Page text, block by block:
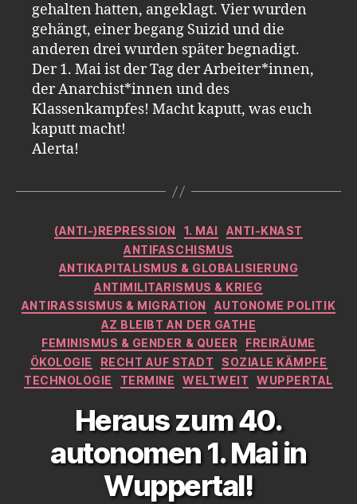
gehalten hatten, angeklagt. Vier wurden
gehängt, einer begang Suizid und die
anderen drei wurden später begnadigt.
Der 1. Mai ist der Tag der Arbeiter*innen,
der Anarchist*innen und des
Klassenkampfes! Macht kaputt, was euch
kaputt macht!
Alerta!
Kategorien
(ANTI-)REPRESSION 1. MAI
ANTI-KNAST
ANTIFASCHISMUS
ANTIKAPITALISMUS & GLOBALISIERUNG
ANTIMILITARISMUS & KRIEG
ANTIRASSISMUS & MIGRATION
AUTONOME POLITIK
AZ BLEIBT AN DER GATHE
FEMINISMUS & GENDER & QUEER
FREIRÄUME
ÖKOLOGIE
RECHT AUF STADT
SOZIALE KÄMPFE
TECHNOLOGIE
TERMINE WELTWEIT WUPPERTAL
Heraus zum 40.
autonomen 1. Mai in
Wuppertal!